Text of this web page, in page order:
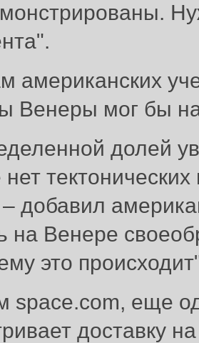
американских
Венеры мог бы
долей
добавил
на Венере
это
space.com, еще
доставку